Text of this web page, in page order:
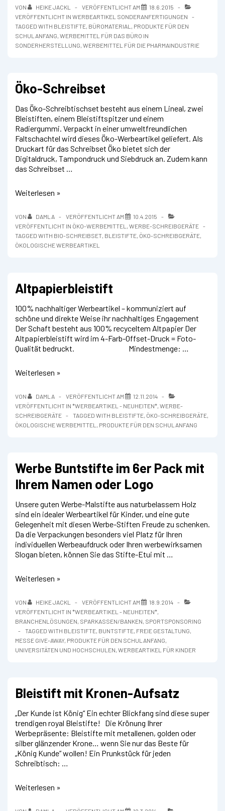
Sonderform
als
Give-
Away
VON HEIKE JACKL VERÖFFENTLICHT AM
18.6.2015
VERÖFFENTLICHT IN WERBEARTIKEL SONDERANFERTIGUNGEN
TAGGED WITH BLEISTIFTE, BÜROMATERIAL , PRODUKTE FÜR DEN
SCHULANFANG, WERBEMITTEL FÜR DAS BÜRO IN
SONDERHERSTELLUNG, WERBEMITTEL FÜR DIE PHARMAINDUSTRIE
Öko-Schreibset
Das Öko-Schreibtischset besteht aus einem Lineal, zwei
Bleistiften, einem Bleistiftspitzer und einem
Radiergummi. Verpackt in einer umweltfreundlichen
Faltschachtel wird dieses Öko-Werbeartikel geliefert. Als
Druckart für das Schreibset Öko bietet sich der
Digitaldruck, Tampondruck und Siebdruck an. Zudem kann
das Schreibset …
Öko-
Weiterlesen »
VON DAMLA VERÖFFENTLICHT AM
10.4.2015
VERÖFFENTLICHT IN ÖKO-WERBEMITTEL , WERBE-SCHREIBGERÄTE
TAGGED WITH BIO-SCHREIBSET, BLEISTIFTE, ÖKO-SCHREIBGERÄTE,
ÖKOLOGISCHE WERBEARTIKEL
Altpapierbleistift
100% nachhaltiger Werbeartikel – kommuniziert auf
schöne und direkte Weise ihr nachhaltiges Engagement
Der Schaft besteht aus 100% recyceltem Altpapier Der
Altpapierbleistift wird im 4-Farb-Offset-Druck = Foto-
Qualität bedruckt. Mindestmenge: …
Altpapierbleistift
Weiterlesen »
VON DAMLA VERÖFFENTLICHT AM
12.11.2014
VERÖFFENTLICHT IN *WERBEARTIKEL - NEUHEITEN*, WERBE-
SCHREIBGERÄTE
TAGGED WITH BLEISTIFTE, ÖKO-SCHREIBGERÄTE,
ÖKOLOGISCHE WERBEMITTEL , PRODUKTE FÜR DEN SCHULANFANG
Werbe Buntstifte im 6er Pack mit
Ihrem Namen oder Logo
Unsere guten Werbe-Malstifte aus naturbelassem Holz
sind ein idealer Werbeartikel für Kinder, und eine gute
Gelegenheit mit diesen Werbe-Stiften Freude zu schenken.
Da die Verpackungen besonders viel Platz für Ihren
individuellen Werbeaufdruck oder Ihren werbewirksamen
Slogan bieten, können Sie das Stifte-Etui mit …
Werbe
6er
Pack
mit
Ihrem
Namen
Weiterlesen »
VON HEIKE JACKL VERÖFFENTLICHT AM
18.9.2014
VERÖFFENTLICHT IN *WERBEARTIKEL - NEUHEITEN*,
BRANCHENLÖSUNGEN, SPARKASSEN/BANKEN, SPORTSPONSORING
TAGGED WITH BLEISTIFTE, BUNTSTIFTE, FREIE GESTALTUNG,
MESSE GIVE-AWAY, PRODUKTE FÜR DEN SCHULANFANG,
UNIVERSITÄTEN UND HOCHSCHULEN, WERBEARTIKEL FÜR KINDER
Bleistift mit Kronen-Aufsatz
„Der Kunde ist König“ Ein echter Blickfang sind diese super
trendigen royal Bleistifte! Die Krönung Ihrer
Werbepräsente: Bleistifte mit metallenen, golden oder
silber glänzender Krone… wenn Sie nur das Beste für
„König Kunde“ wollen! Ein Prunkstück für jeden
Schreibtisch: …
Bleistift
Kronen-
Weiterlesen »